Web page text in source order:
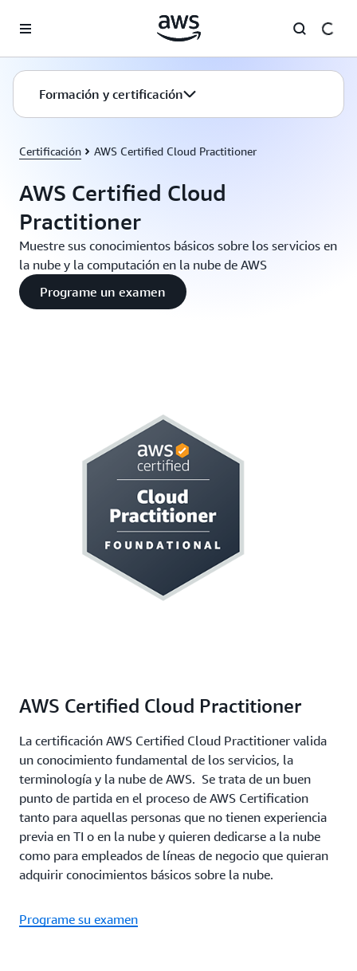
Formación y certificación
Certificación AWS Certified Cloud Practitioner
AWS Certified Cloud
Practitioner
Muestre sus conocimientos básicos sobre los servicios en
la nube y la computación en la nube de AWS
Programe un examen
AWS Certified Cloud Practitioner
La certificación AWS Certified Cloud Practitioner valida
un conocimiento fundamental de los servicios, la
terminología y la nube de AWS. Se trata de un buen
punto de partida en el proceso de AWS Certification
tanto para aquellas personas que no tienen experiencia
previa en TI o en la nube y quieren dedicarse a la nube
como para empleados de líneas de negocio que quieran
adquirir conocimientos básicos sobre la nube.
Programe su examen